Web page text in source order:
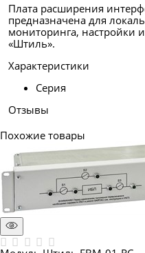
Плата расширения
предназначена для
мониторинга, настройки
«Штиль».
Характеристики
Серия
Отзывы
Похожие товары